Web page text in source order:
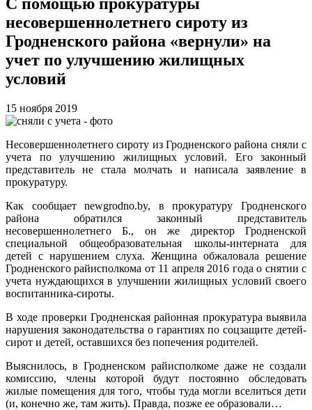
несовершеннолетнего сироту из
Гродненского района «вернули» на
учет по улучшению жилищных
условий
15 ноября 2019
Несовершеннолетнего сироту из Гродненского района сняли с
учета по улучшению жилищных условий. Его законный
представитель не стала молчать и написала заявление в
прокуратуру.
Как сообщает newgrodno.by, в прокуратуру Гродненского
района обратился законный представитель
несовершеннолетнего Б., он же директор Гродненской
специальной общеобразовательная школы-интерната для
детей с нарушением слуха. Женщина обжаловала решение
Гродненского райисполкома от 11 апреля 2016 года о снятии с
учета нуждающихся в улучшении жилищных условий своего
воспитанника-сироты.
В ходе проверки Гродненская районная прокуратура выявила
нарушения законодательства о гарантиях по соцзащите детей-
сирот и детей, оставшихся без попечения родителей.
Выяснилось, в Гродненском райисполкоме даже не создали
комиссию, члены которой будут постоянно обследовать
жилые помещения для того, чтобы туда могли вселиться дети
(и, конечно же, там жить). Правда, позже ее образовали…